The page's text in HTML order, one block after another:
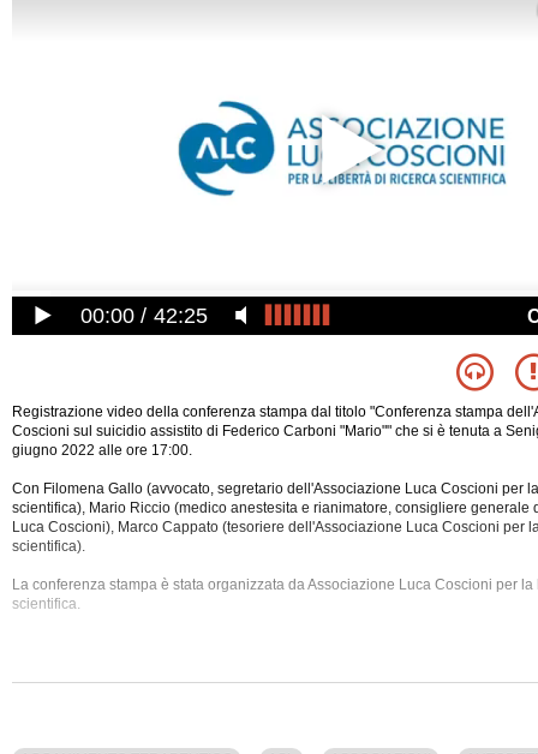
00:00 42:25
Registrazione video della conferenza stampa dal titolo "Conferenza stampa
Coscioni sul suicidio assistito di Federico Carboni "Mario"" che si è tenuta a
giugno 2022 alle ore 17:00.
Con Filomena Gallo (avvocato, segretario dell'Associazione Luca Coscioni per
scientifica), Mario Riccio (medico anestesita e rianimatore, consigliere generale
Luca Coscioni), Marco Cappato (tesoriere dell'Associazione Luca Coscioni per
scientifica).
La conferenza stampa è stata organizzata da Associazione Luca Coscioni per
scientifica.
Costituzione, Cure Palliative, Diritti Civili, Diritti Umani, Diritto, Disobbedienza